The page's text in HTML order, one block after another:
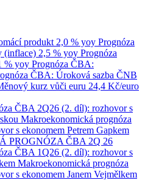
produkt 2,0 % yoy Prognóza
(inflace) 2,5 % yoy Prognóza
% yoy Prognóza ČBA:
ČBA: Úroková sazba ČNB
kurz vůči euru 24,4 Kč/euro
ČBA 2Q26 (2. díl): rozhovor s
Makroekonomická prognóza
s ekonomem Petrem Gapkem
PROGNÓZA ČBA 2Q 26
ČBA 1Q26 (2. díl): rozhovor s
Makroekonomická prognóza
s ekonomem Janem Vejmělkem